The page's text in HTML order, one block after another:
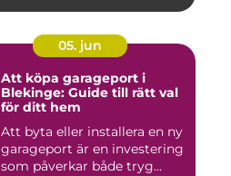
05. jun
Att köpa garageport i
Blekinge: Guide till rätt val
för ditt hem
Att byta eller installera en ny
garageport är en investering
som påverkar både tryg...